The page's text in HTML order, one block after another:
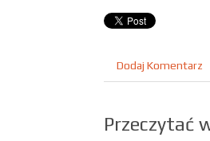
Dodaj Komentarz
Przeczytać